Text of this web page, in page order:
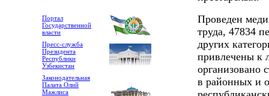
Портал
Государственной
власти
Пресс-служба
Президента
Республики
Узбекистан
Законодательная
Палата Олий
Мажлиса
Проведен
труда, 47834
других
привлечены к
организовано
в районных и